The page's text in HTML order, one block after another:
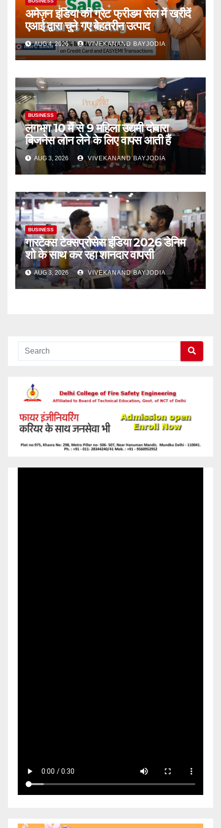
अमेज़न इंडिया की ग्रेट फ्रीडम सेल में खरीदें
एआई द्वारा चुने गए बेहतरीन उत्पाद
AUG 4, 2026 VIVEKANAND BAYJODIA
BUSINESS
लगभग 10 में से 9 महिला उद्यमी दोबारा
बिजनेस लोन लेने के लिए वापस आती हैं
AUG 3, 2026 VIVEKANAND BAYJODIA
BUSINESS
गारटेक्स टेक्सप्रोसेस इंडिया 2026 डेनिम
शो के साथ कर रहा शानदार वापसी
AUG 3, 2026 VIVEKANAND BAYJODIA